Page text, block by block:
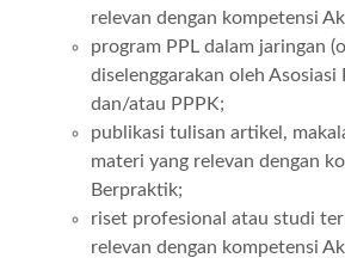
relevan dengan kompetensi
program PPL dalam jaringan
diselenggarakan oleh
dan/atau PPPK;
publikasi tulisan artikel,
materi yang relevan dengan
Berpraktik;
riset profesional atau studi
relevan dengan kompetensi